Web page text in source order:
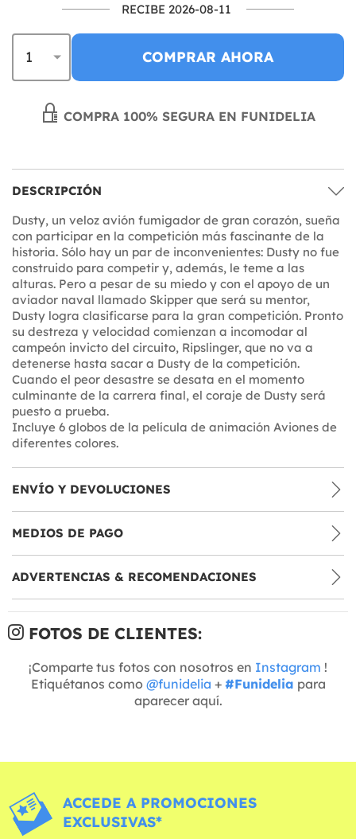
RECIBE 2026-08-11
COMPRAR AHORA
COMPRA 100% SEGURA EN FUNIDELIA
DESCRIPCIÓN
Dusty, un veloz avión fumigador de gran corazón, sueña
con participar en la competición más fascinante de la
historia. Sólo hay un par de inconvenientes: Dusty no fue
construido para competir y, además, le teme a las
alturas. Pero a pesar de su miedo y con el apoyo de un
aviador naval llamado Skipper que será su mentor,
Dusty logra clasificarse para la gran competición. Pronto
su destreza y velocidad comienzan a incomodar al
campeón invicto del circuito, Ripslinger, que no va a
detenerse hasta sacar a Dusty de la competición.
Cuando el peor desastre se desata en el momento
culminante de la carrera final, el coraje de Dusty será
puesto a prueba.
Incluye 6 globos de la película de animación Aviones de
diferentes colores.
ENVÍO Y DEVOLUCIONES
MEDIOS DE PAGO
ADVERTENCIAS & RECOMENDACIONES
FOTOS DE CLIENTES:
¡Comparte tus fotos con nosotros en Instagram !
Etiquétanos como @funidelia + #Funidelia para
aparecer aquí.
ACCEDE A PROMOCIONES
EXCLUSIVAS*